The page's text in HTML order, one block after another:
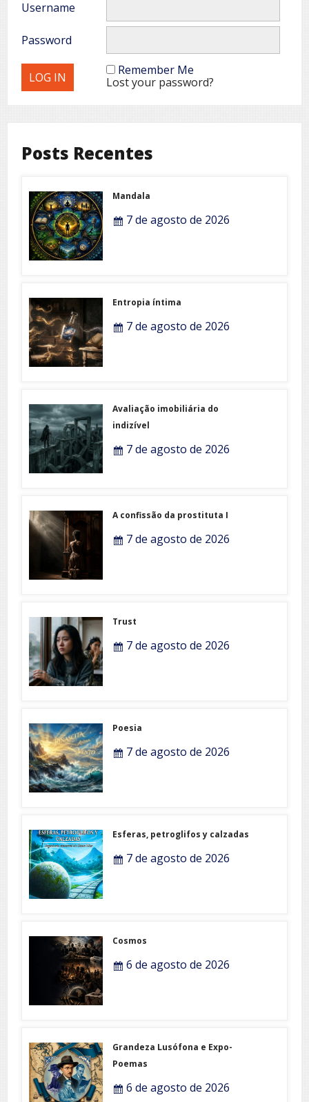
Username
Password
Remember Me
Lost your password?
Posts Recentes
Mandala
7 de agosto de 2026
Entropia íntima
7 de agosto de 2026
Avaliação imobiliária do
indizível
7 de agosto de 2026
A confissão da prostituta I
7 de agosto de 2026
Trust
7 de agosto de 2026
Poesia
7 de agosto de 2026
Esferas, petroglifos y calzadas
7 de agosto de 2026
Cosmos
6 de agosto de 2026
Grandeza Lusófona e Expo-
Poemas
6 de agosto de 2026